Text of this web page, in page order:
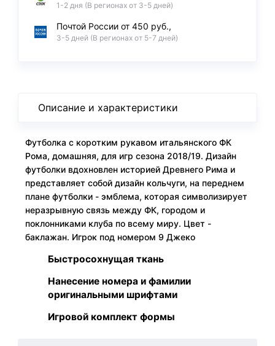
1-2 дня (В регионах от 3-5 дней)
Почтой России от 450 руб.,
3-5 дней (В регионах от 5-7 дней)
Описание и характеристики
Футболка с коротким рукавом итальянского ФК
Рома, домашняя, для игр сезона 2018/19. Дизайн
футболки вдохновлен историей Древнего Рима и
представляет собой дизайн кольчуги, на переднем
плане футболки - эмблема, которая символизирует
неразрывную связь между ФК, городом и
поклонниками клуба по всему миру. Цвет -
баклажан. Игрок под номером 9 Джеко
Быстросохнущая ткань
Нанесение номера и фамилии
оригинальными шрифтами
Игровой комплект формы